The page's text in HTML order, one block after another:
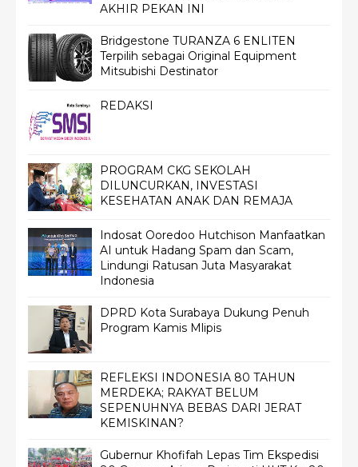
AKHIR PEKAN INI
Bridgestone TURANZA 6 ENLITEN
Terpilih sebagai Original Equipment
Mitsubishi Destinator
REDAKSI
PROGRAM CKG SEKOLAH
DILUNCURKAN, INVESTASI
KESEHATAN ANAK DAN REMAJA
Indosat Ooredoo Hutchison Manfaatkan
AI untuk Hadang Spam dan Scam,
Lindungi Ratusan Juta Masyarakat
Indonesia
DPRD Kota Surabaya Dukung Penuh
Program Kamis Mlipis
REFLEKSI INDONESIA 80 TAHUN
MERDEKA; RAKYAT BELUM
SEPENUHNYA BEBAS DARI JERAT
KEMISKINAN?
Gubernur Khofifah Lepas Tim Ekspedisi